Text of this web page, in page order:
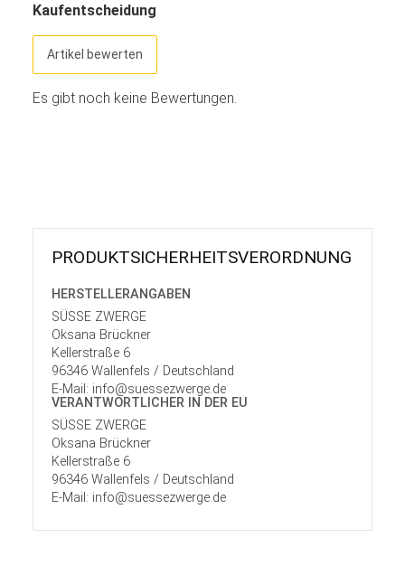
Kaufentscheidung
Artikel bewerten
Es gibt noch keine Bewertungen.
PRODUKT­SICHER­HEITS­VER­ORD­NUNG
HERSTELLER­ANGABEN
SÜSSE ZWERGE
Oksana Brückner
Kellerstraße 6
96346 Wallenfels / Deutschland
E-Mail: info@suessezwerge.de
VERANTWORT­LICHER IN DER EU
SÜSSE ZWERGE
Oksana Brückner
Kellerstraße 6
96346 Wallenfels / Deutschland
E-Mail: info@suessezwerge.de